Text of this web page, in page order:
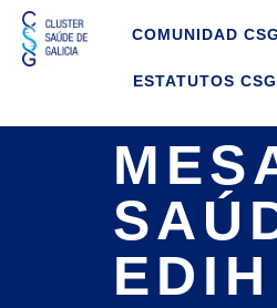
ao
COMUNIDAD CSG
ESTATUTOS CSG